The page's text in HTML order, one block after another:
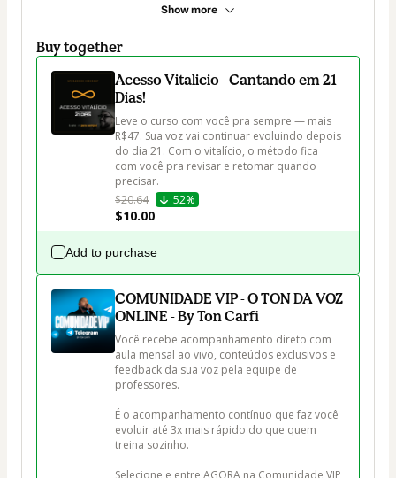
Show more
Buy together
Acesso Vitalicio - Cantando em 21
Dias!
Leve o curso com você pra sempre — mais
R$47. Sua voz vai continuar evoluindo depois
do dia 21. Com o vitalício, o método fica
com você pra revisar e retomar quando
precisar.
$20.64
52%
$10.00
Add to purchase
COMUNIDADE VIP - O TON DA VOZ
ONLINE - By Ton Carfi
Você recebe acompanhamento direto com
aula mensal ao vivo, conteúdos exclusivos e
feedback da sua voz pela equipe de
professores.
É o acompanhamento contínuo que faz você
evoluir até 3x mais rápido do que quem
treina sozinho.